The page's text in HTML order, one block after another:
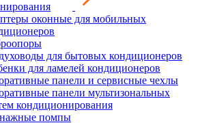
оконные для мобильных
для бытовых кондиционеров
для ламелей кондиционеров
панели и сервисные чехлы
панели мультизональных
кондиционирования
помпы